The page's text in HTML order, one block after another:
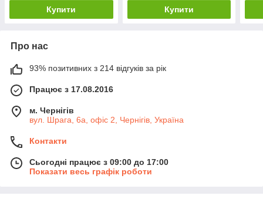
Купити Купити
Про нас
93% позитивних з 214 відгуків за рік
Працює з 17.08.2016
м. Чернігів
вул. Шрага, 6а, офіс 2, Чернігів, Україна
Контакти
Сьогодні працює з 09:00 до 17:00
Показати весь графік роботи